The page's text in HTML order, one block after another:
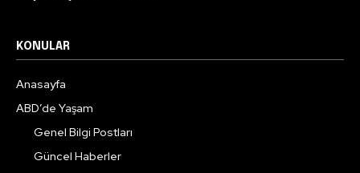
KONULAR
Anasayfa
ABD’de Yaşam
Genel Bilgi Postları
Güncel Haberler